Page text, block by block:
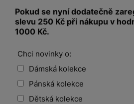
Pokud se nyní dodatečně
slevu 250 Kč při nákupu v
1000 Kč.
Chci novinky o:
Dámská kolekce
Pánská kolekce
Dětská kolekce